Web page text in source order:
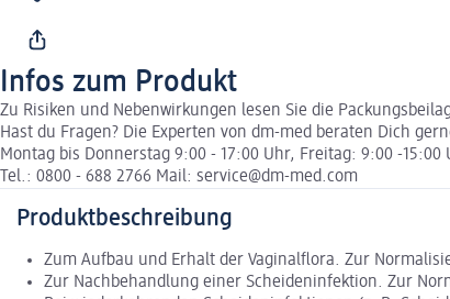
Infos zum Produkt
Zu Risiken und Nebenwirkungen lesen Sie die
Hast du Fragen? Die Experten von dm-med beraten Dich
Montag bis Donnerstag 9:00 - 17:00 Uhr, Freitag: 9:00 -15:00
Tel.: 0800 - 688 2766 Mail: service@dm-med.com
Produktbeschreibung
Zum Aufbau und Erhalt der Vaginalflora. Zur
Zur Nachbehandlung einer Scheideninfektion. Zur